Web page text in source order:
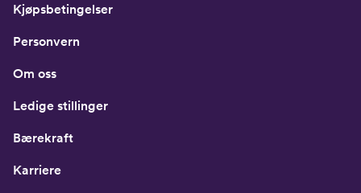
Kjøpsbetingelser
Personvern
Om oss
Ledige stillinger
Bærekraft
Karriere